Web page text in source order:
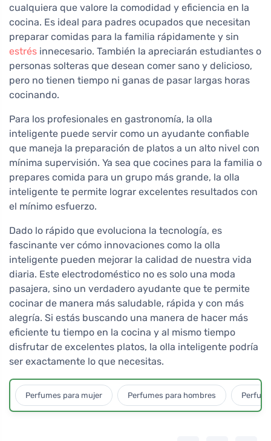
cualquiera que valore la comodidad y eficiencia en la
cocina. Es ideal para padres ocupados que necesitan
preparar comidas para la familia rápidamente y sin
estrés innecesario. También la apreciarán estudiantes o
personas solteras que desean comer sano y delicioso,
pero no tienen tiempo ni ganas de pasar largas horas
cocinando.
Para los profesionales en gastronomía, la olla
inteligente puede servir como un ayudante confiable
que maneja la preparación de platos a un alto nivel con
mínima supervisión. Ya sea que cocines para la familia o
prepares comida para un grupo más grande, la olla
inteligente te permite lograr excelentes resultados con
el mínimo esfuerzo.
Dado lo rápido que evoluciona la tecnología, es
fascinante ver cómo innovaciones como la olla
inteligente pueden mejorar la calidad de nuestra vida
diaria. Este electrodoméstico no es solo una moda
pasajera, sino un verdadero ayudante que te permite
cocinar de manera más saludable, rápida y con más
alegría. Si estás buscando una manera de hacer más
eficiente tu tiempo en la cocina y al mismo tiempo
disfrutar de excelentes platos, la olla inteligente podría
ser exactamente lo que necesitas.
Perfumes para mujer Perfumes para hombres